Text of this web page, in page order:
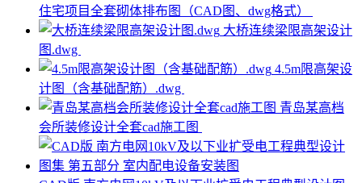
住宅项目全套砌体排布图（CAD图、dwg格式）
大桥连续梁限高架设计
图.dwg
4.5m限高架设
计图（含基础配筋）.dwg
青岛某高档
会所装修设计全套cad施工图